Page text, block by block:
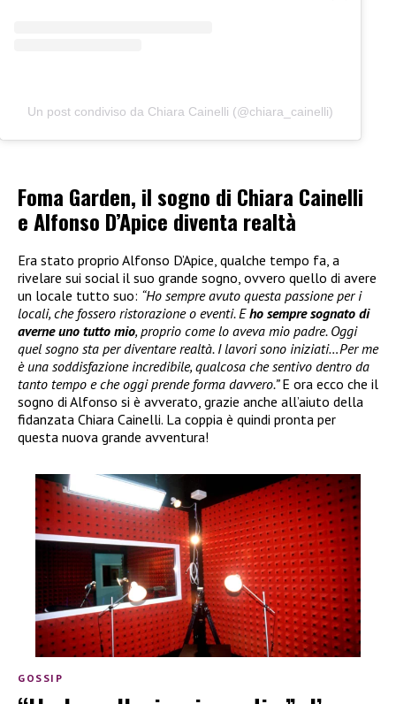
Un post condiviso da Chiara Cainelli (@chiara_cainelli)
Foma Garden, il sogno di Chiara Cainelli
e Alfonso D’Apice diventa realtà
Era stato proprio Alfonso D’Apice, qualche tempo fa, a
rivelare sui social il suo grande sogno, ovvero quello di avere
un locale tutto suo: “Ho sempre avuto questa passione per i
locali, che fossero ristorazione o eventi. Eho sempre sognato di
averne uno tutto mio, proprio come lo aveva mio padre. Oggi
quel sogno sta per diventare realtà. I lavori sono iniziati…Per me
è una soddisfazione incredibile, qualcosa che sentivo dentro da
tanto tempo e che oggi prende forma davvero.”E ora ecco che il
sogno di Alfonso si è avverato, grazie anche all’aiuto della
fidanzata Chiara Cainelli. La coppia è quindi pronta per
questa nuova grande avventura!
GOSSIP